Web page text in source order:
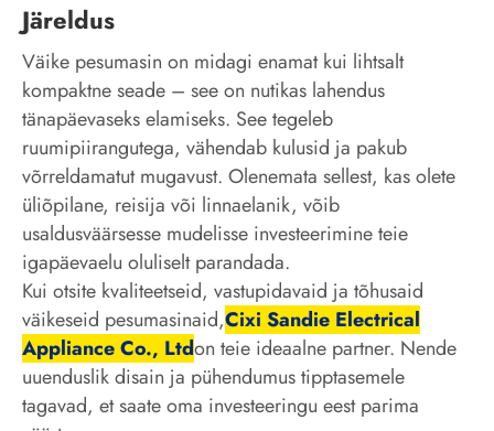
Järeldus
Väike pesumasin on midagi enamat kui lihtsalt
kompaktne seade – see on nutikas lahendus
tänapäevaseks elamiseks. See tegeleb
ruumipiirangutega, vähendab kulusid ja pakub
võrreldamatut mugavust. Olenemata sellest, kas olete
üliõpilane, reisija või linnaelanik, võib
usaldusväärsesse mudelisse investeerimine teie
igapäevaelu oluliselt parandada.
Kui otsite kvaliteetseid, vastupidavaid ja tõhusaid
väikeseid pesumasinaid,Cixi Sandie Electrical
Appliance Co., Ltdon teie ideaalne partner. Nende
uuenduslik disain ja pühendumus tipptasemele
tagavad, et saate oma investeeringu eest parima